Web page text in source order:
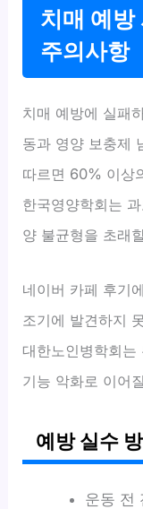
치매 예방
주의사항
치매 예방에 실패
동과 영양 보충제
따르면 60% 이상
한국영양학회는
양 불균형을 초래
네이버 카페 후기
조기에 발견하지
대한노인병학회
기능 악화로 이어
예방 실수
운동 전